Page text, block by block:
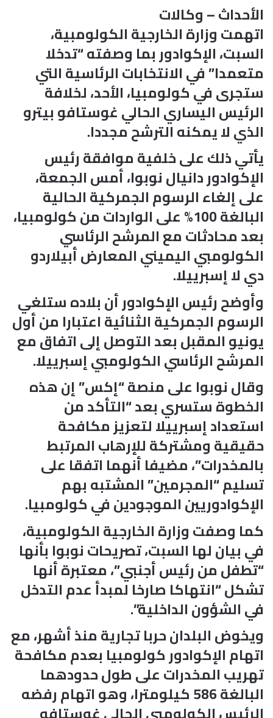
الأحداث – وكالات
اتهمت وزارة الخارجية الكولومبية،
السبت، الإكوادور بما وصفته “تدخلا
متعمدا” في الانتخابات الرئاسية التي
ستجرى في كولومبيا، الأحد، لخلافة
الرئيس اليساري الحالي غوستافو بيترو
الذي لا يمكنه الترشح مجددا.
يأتي ذلك على خلفية موافقة رئيس
الإكوادور دانيال نوبوا، أمس الجمعة،
على إلغاء الرسوم الجمركية الحالية
البالغة 100% على الواردات من كولومبيا،
بعد محادثات مع المرشح الرئاسي
الكولومبي اليميني المعارض أبيلاردو
دي لا إسبرييلا.
وأوضح رئيس الإكوادور أن بلاده ستلغي
الرسوم الجمركية الثنائية اعتبارا من أول
يونيو المقبل بعد التوصل إلى اتفاق مع
المرشح الرئاسي الكولومبي إسبرييلا.
وقال نوبوا على منصة “إكس” إن هذه
الخطوة ستسري بعد “التأكد من
استعداد إسبرييلا لتعزيز مكافحة
حقيقية ومشتركة للإرهاب المرتبط
بالمخدرات”، مضيفا أنهما اتفقا على
تسليم “المجرمين” المشتبه بهم
الإكوادوريين الموجودين في كولومبيا.
كما وصفت وزارة الخارجية الكولومبية،
في بيان لها السبت، تصريحات نوبوا بأنها
“تطفل من رئيس أجنبي”، معتبرة أنها
تشكل “انتهاكا صارخا لمبدأ عدم التدخل
في الشؤون الداخلية”.
ويخوض البلدان حربا تجارية منذ أشهر، مع
اتهام الإكوادور كولومبيا بعدم مكافحة
تهريب المخدرات على طول حدودهما
البالغة 586 كيلومترا، وهو اتهام رفضه